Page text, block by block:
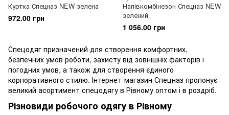
Куртка Спецназ NEW зелена
972.00 грн
Напівкомбінезон Спецназ NEW
зелений
1 056.00 грн
Спецодяг призначений для створення комфортних,
безпечних умов роботи, захисту від зовнішніх факторів і
погодних умов, а також для створення єдиного
корпоративного стилю. Інтернет-магазин Спецназ пропонує
великий асортимент спецодягу в Рівному оптом і в роздріб.
Різновиди робочого одягу в Рівному